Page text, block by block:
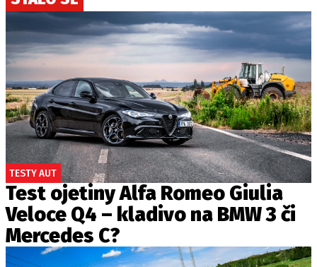
TESTY AUT
Test ojetiny Alfa Romeo Giulia
Veloce Q4 – kladivo na BMW 3 či
Mercedes C?